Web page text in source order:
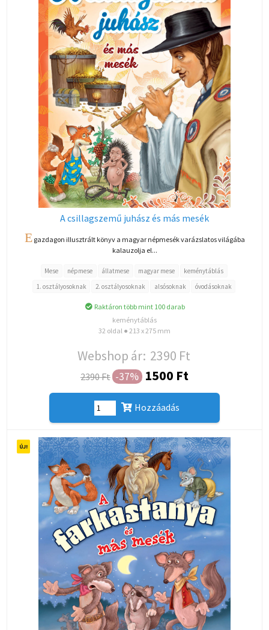
A csillagszemű juhász és más mesék
Egazdagon illusztrált könyv a magyar népmesék varázslatos világába
kalauzolja el...
Mese népmese állatmese magyar mese
keménytáblás
1. osztályosoknak
2. osztályosoknak alsósoknak óvodásoknak
Raktáron több mint 100 darab
keménytáblás
32 oldal ● 213 x 275 mm
Webshop ár: 2390 Ft
2390 Ft -37% 1500 Ft
Hozzáadás